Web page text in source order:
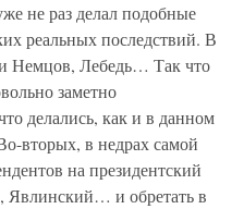
не раз делал подобные
реальных последствий. В
Немцов, Лебедь… Так что
заметно
делались, как и в данном
вторых, в недрах самой
на президентский
и обретать в